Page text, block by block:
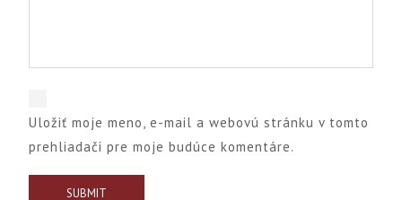
Uložiť moje meno, e-mail a webovú stránku v tomto
prehliadači pre moje budúce komentáre.